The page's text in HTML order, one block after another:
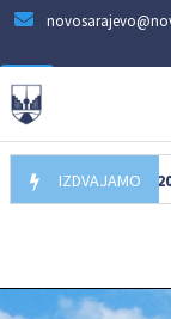
IZDVAJAMO
07.08.2026